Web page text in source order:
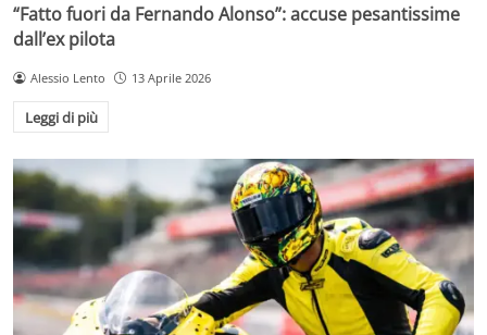
“Fatto fuori da Fernando Alonso”: accuse pesantissime
dall’ex pilota
Alessio Lento 13 Aprile 2026
Leggi di più